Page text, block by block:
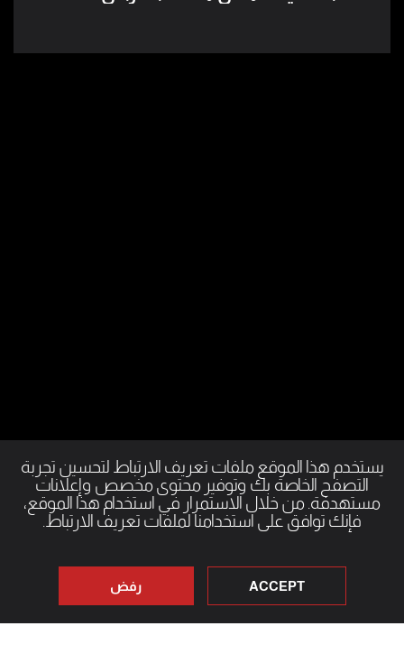
يستخدم هذا الموقع ملفات تعريف الارتباط لتحسين تجربة
التصفح الخاصة بك وتوفير محتوى مخصص وإعلانات
مستهدفة. من خلال الاستمرار في استخدام هذا الموقع،
فإنك توافق على استخدامنا لملفات تعريف الارتباط.
ACCEPT رفض